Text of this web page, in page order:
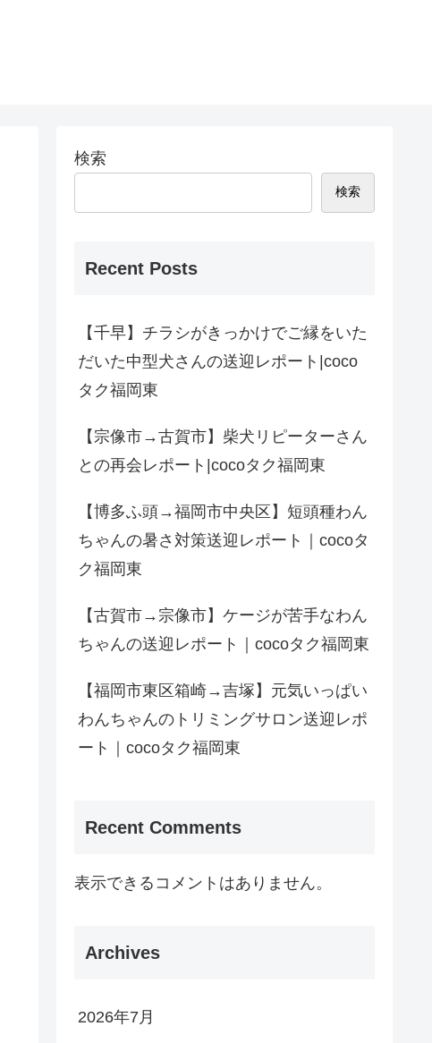
検索
検索
Recent Posts
【千早】チラシがきっかけでご縁をいた
だいた中型犬さんの送迎レポート|coco
タク福岡東
【宗像市→古賀市】柴犬リピーターさん
との再会レポート|cocoタク福岡東
【博多ふ頭→福岡市中央区】短頭種わん
ちゃんの暑さ対策送迎レポート｜cocoタ
ク福岡東
【古賀市→宗像市】ケージが苦手なわん
ちゃんの送迎レポート｜cocoタク福岡東
【福岡市東区箱崎→吉塚】元気いっぱい
わんちゃんのトリミングサロン送迎レポ
ート｜cocoタク福岡東
Recent Comments
表示できるコメントはありません。
Archives
2026年7月